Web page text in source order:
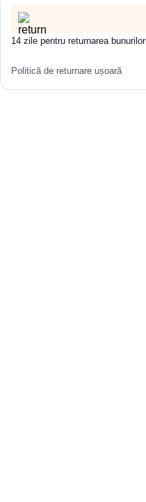
14 zile pentru returnarea bunurilor
Politică de returnare ușoară